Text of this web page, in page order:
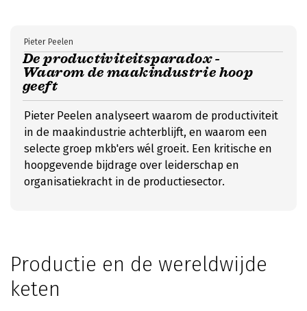
De productiviteitsparadox -
Waarom de maakindustrie hoop
geeft
Pieter Peelen
Pieter Peelen analyseert waarom de productiviteit
in de maakindustrie achterblijft, en waarom een
selecte groep mkb'ers wél groeit. Een kritische en
hoopgevende bijdrage over leiderschap en
organisatiekracht in de productiesector.
Productie en de wereldwijde
keten